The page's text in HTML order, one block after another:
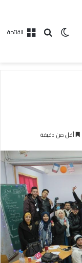
القائمة
أقل من دقيقة